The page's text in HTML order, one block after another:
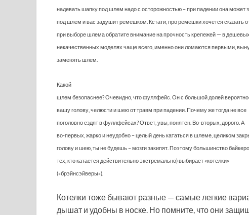
надевать шапку под шлем надо с осторожностью – при падении она может
под шлем и вас задушит ремешком. Кстати, про ремешки хочется сказать
при выборе шлема обратите внимание на прочность крепежей — в
некачественных моделях чаще всего, именно они ломаются первыми,
заменять шлем.
Какой
шлем безопаснее? Очевидно, что фуллфейс. Он с большой долей
вашу голову, челюсти и шею от травм при падении. Почему же тогда не все
поголовно ездят в фуллфейсах? Ответ, увы, понятен. Во-вторых, дорого. А
во-первых, жарко и неудобно – целый день кататься в шлеме, целиком
голову и шею, ты не будешь – мозги закипят. Поэтому большинство
тех, кто катается действительно экстремально) выбирает «котелки»
(«брэйнсэйверы»).
Котелки тоже бывают разные — самые легкие
дышат и удобны в носке. Но помните, что они